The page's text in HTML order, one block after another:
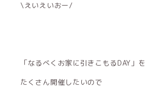
\えいえいおー/
「なるべくお家に引きこもるDAY」を
たくさん開催したいので